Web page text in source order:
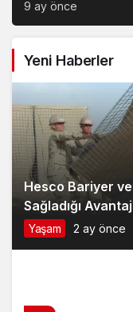
Yeni Haberler
Hesco Bariyer
Sağladığı
Yaşam 2 ay önce
Van Edremit